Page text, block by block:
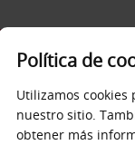
COCHES
Política de
Utilizamos
nuestro sitio.
obtener más